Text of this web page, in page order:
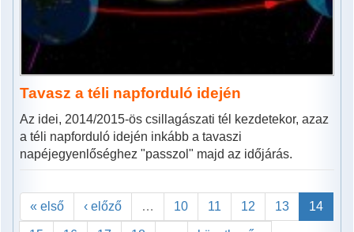
Tavasz a téli napforduló idején
Az idei, 2014/2015-ös csillagászati tél kezdetekor, azaz
a téli napforduló idején inkább a tavaszi
napéjegyenlőséghez "passzol" majd az időjárás.
« első ‹ előző … 10 11 12 13 14